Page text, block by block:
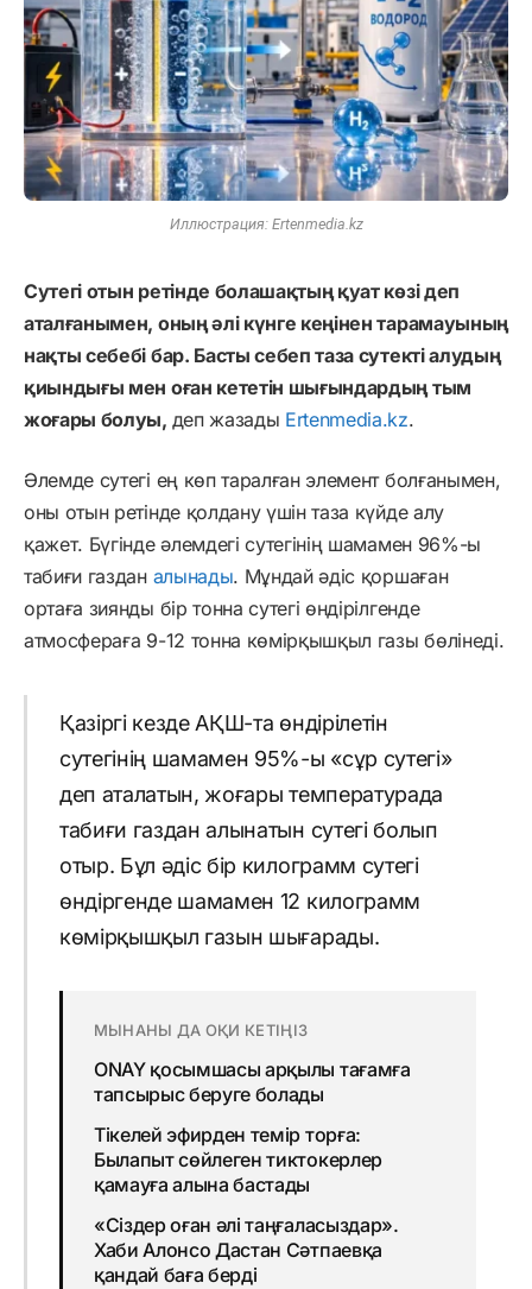
Иллюстрация: Ertenmedia.kz
Сутегі отын ретінде болашақтың қуат көзі деп
аталғанымен, оның әлі күнге кеңінен тарамауының
нақты себебі бар. Басты себеп таза сутекті алудың
қиындығы мен оған кететін шығындардың тым
жоғары болуы, деп жазады Ertenmedia.kz.
Әлемде сутегі ең көп таралған элемент болғанымен,
оны отын ретінде қолдану үшін таза күйде алу
қажет. Бүгінде әлемдегі сутегінің шамамен 96%-ы
табиғи газдан алынады. Мұндай әдіс қоршаған
ортаға зиянды бір тонна сутегі өндірілгенде
атмосфераға 9-12 тонна көмірқышқыл газы бөлінеді.
Қазіргі кезде АҚШ-та өндірілетін
сутегінің шамамен 95%-ы «сұр сутегі»
деп аталатын, жоғары температурада
табиғи газдан алынатын сутегі болып
отыр. Бұл әдіс бір килограмм сутегі
өндіргенде шамамен 12 килограмм
көмірқышқыл газын шығарады.
МЫНАНЫ ДА ОҚИ КЕТІҢІЗ
ONAY қосымшасы арқылы тағамға
тапсырыс беруге болады
Тікелей эфирден темір торға:
Былапыт сөйлеген тиктокерлер
қамауға алына бастады
«Сіздер оған әлі таңғаласыздар».
Хаби Алонсо Дастан Сәтпаевқа
қандай баға берді